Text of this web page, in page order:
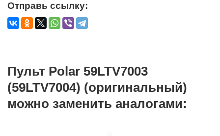
Отправь ссылку:
Пульт Polar 59LTV7003
(59LTV7004) (оригинальный)
можно заменить аналогами: